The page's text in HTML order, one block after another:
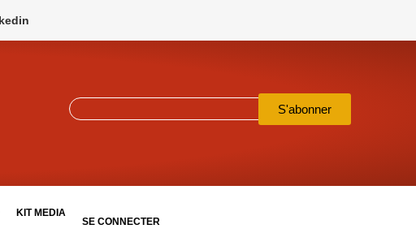
S'abonner
KIT MEDIA
SE CONNECTER